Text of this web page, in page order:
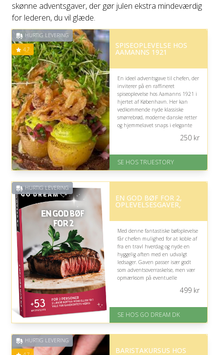
skønne adventsgaver, der gør julen ekstra mindeværdig
for lederen, du vil glæde.
HURTIG LEVERING
4.7 SPISEOPLEVELSE HOS
AAMANNS 1921
En ideel adventsgave til chefen, der
inviterer på en raffineret
spiseoplevelse hos Aamanns 1921 i
hjertet af København. Her kan
vedkommende nyde klassiske
smørrebrød, moderne danske retter
og hjemmelavet snaps i elegante
På lager
Levering: 1-2 dages levering.
samme
på 4.7 ud af 5
250kr
SE HOS TRUESTORY
HURTIG LEVERING
EN GOD BØF FOR 2,
OPLEVELSESGAVER,
Med denne fantastiske bøfoplevelse
får chefen mulighed for at koble af
fra en travl hverdag og nyde en
hyggelig aften med en udvalgt
ledsager. Gaven passer især godt
som adventsoverraskelse, men vær
opmærksom på eventuelle
På lager
Levering: E-gavekort kan leveres
499kr
SE HOS GO DREAM DK
HURTIG LEVERING
BARISTAKURSUS HOS